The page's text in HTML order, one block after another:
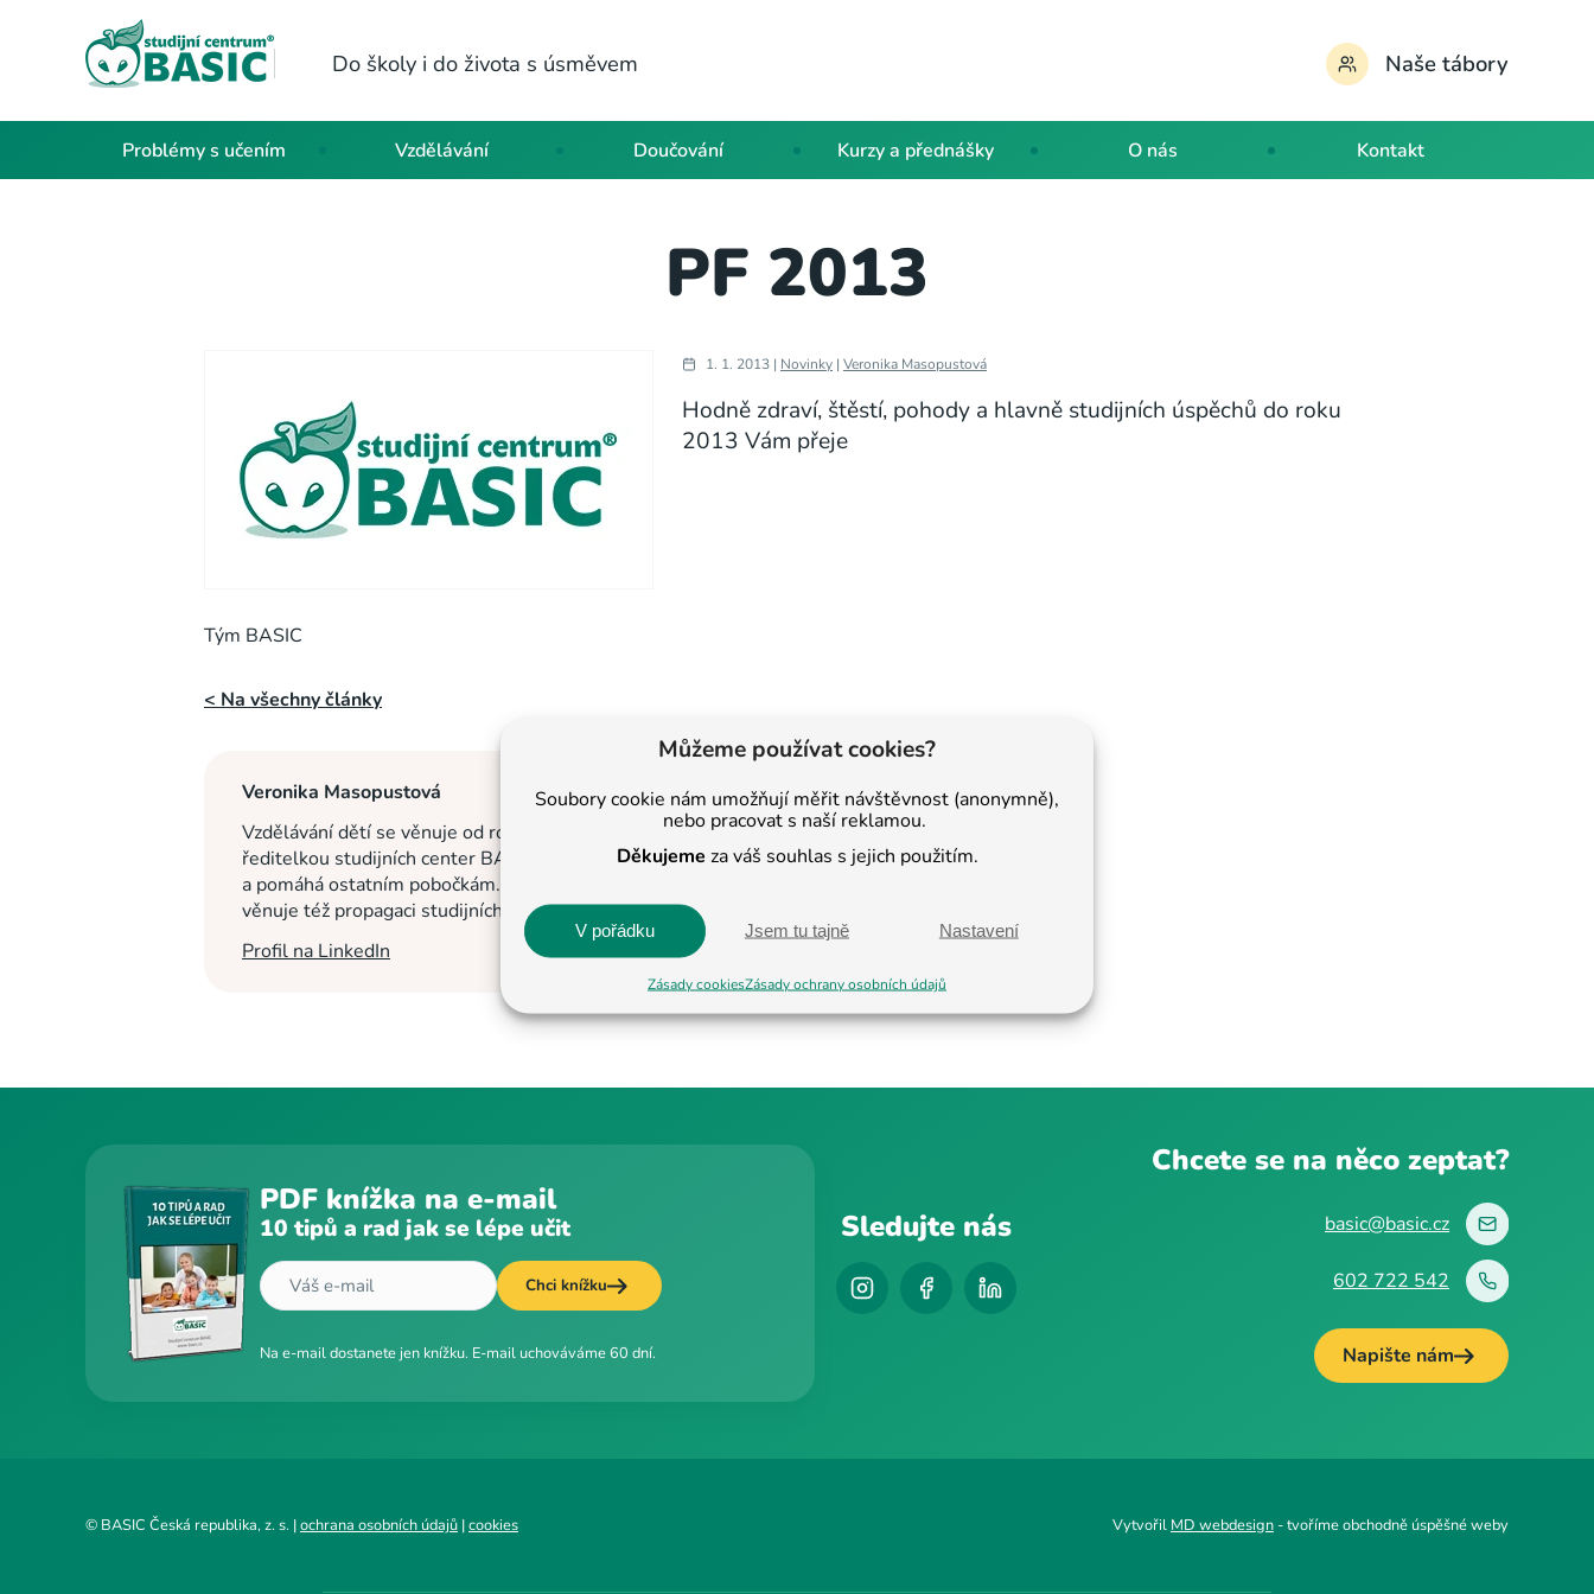
Můžeme používat cookies?
Soubory cookie nám umožňují měřit návštěvnost (anonymně),
nebo pracovat s naší reklamou.
Děkujeme za váš souhlas s jejich použitím.
V pořádku Jsem tu tajně Nastavení
Zásady cookiesZásady ochrany osobních údajů
Do školy i do života s úsměvem Naše tábory
Problémy s učením Vzdělávání Doučování Kurzy a přednášky O nás Kontakt
PF 2013
1. 1. 2013 | Novinky | Veronika Masopustová
Hodně zdraví, štěstí, pohody a hlavně studijních úspěchů do roku
2013 Vám přeje
Tým BASIC
< Na všechny články
Veronika Masopustová
Vzdělávání dětí se věnuje od roku 2013. Nyní je
ředitelkou studijních center BASIC v Jihlavě a Pelhřimově
a pomáhá ostatním pobočkám. Na celostátní úrovni se
věnuje též propagaci studijních center BASIC.
Profil na LinkedIn
PDF knížka na e-mail
10 tipů a rad jak se lépe učit
Chci knížku
Na e-mail dostanete jen knížku. E-mail uchováváme 60 dní.
Sledujte nás
Chcete se na něco zeptat?
basic@basic.cz
602 722 542
Napište nám
© BASIC Česká republika, z. s. |ochrana osobních údajů |cookies Vytvořil MD webdesign - tvoříme obchodně úspěšné weby